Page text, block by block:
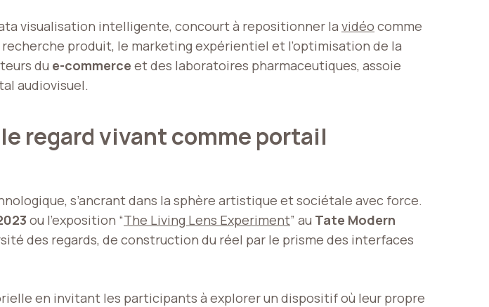
visualisation intelligente, concourt à repositionner la vidéo comme
produit, le marketing expérientiel et l’optimisation de la
du e-commerce et des laboratoires pharmaceutiques, assoie
audiovisuel.
regard vivant comme portail
s’ancrant dans la sphère artistique et sociétale avec force.
ou l’exposition “The Living Lens Experiment” au Tate Modern
des regards, de construction du réel par le prisme des interfaces
en invitant les participants à explorer un dispositif où leur propre